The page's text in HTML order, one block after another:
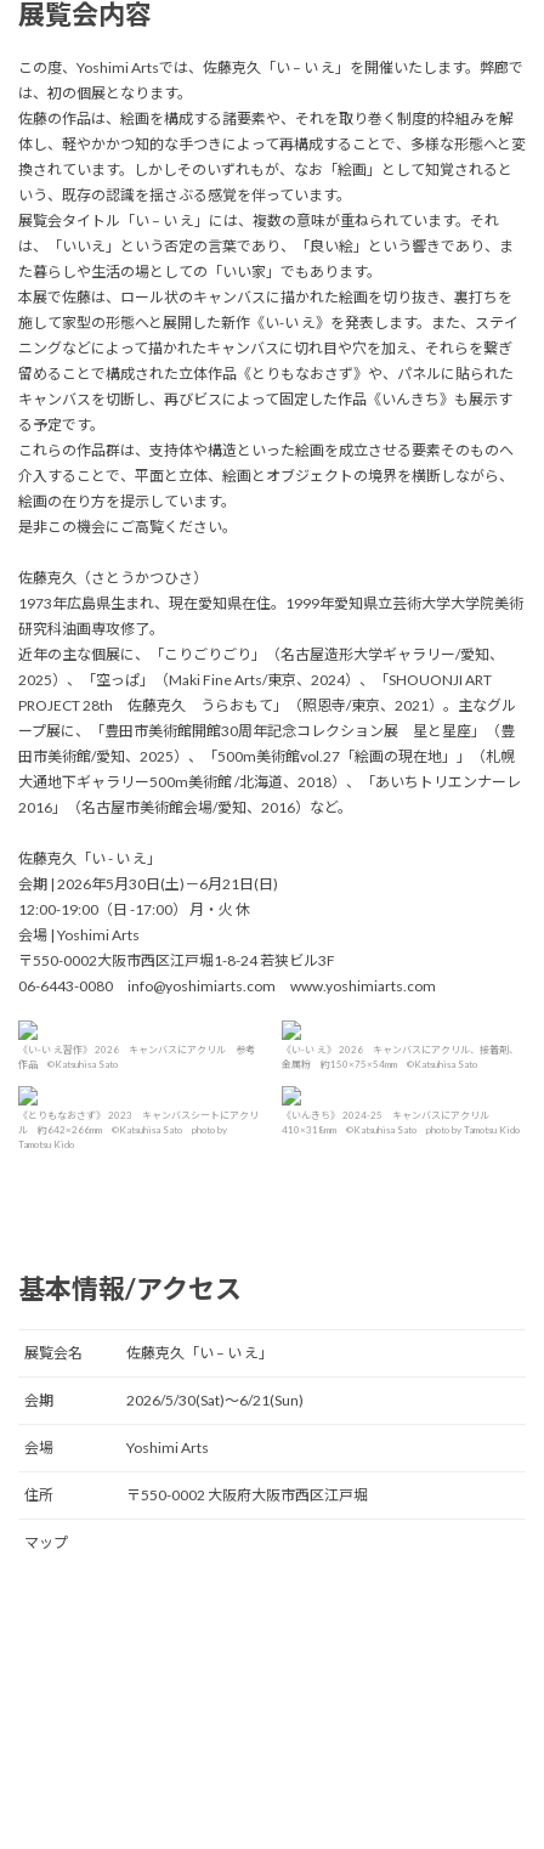
展覧会内容
この度、Yoshimi Artsでは、佐藤克久「い – い え」を開催いたします。弊廊で
は、初の個展となります。
佐藤の作品は、絵画を構成する諸要素や、それを取り巻く制度的枠組みを解
体し、軽やかかつ知的な手つきによって再構成することで、多様な形態へと変
換されています。しかしそのいずれもが、なお「絵画」として知覚されると
いう、既存の認識を揺さぶる感覚を伴っています。
展覧会タイトル「い – い え」には、複数の意味が重ねられています。それ
は、「いいえ」という否定の言葉であり、「良い絵」という響きであり、ま
た暮らしや生活の場としての「いい家」でもあります。
本展で佐藤は、ロール状のキャンバスに描かれた絵画を切り抜き、裏打ちを
施して家型の形態へと展開した新作《い-い え》を発表します。また、ステイ
ニングなどによって描かれたキャンバスに切れ目や穴を加え、それらを繋ぎ
留めることで構成された立体作品《とりもなおさず》や、パネルに貼られた
キャンバスを切断し、再びビスによって固定した作品《いんきち》も展示す
る予定です。
これらの作品群は、支持体や構造といった絵画を成立させる要素そのものへ
介入することで、平面と立体、絵画とオブジェクトの境界を横断しながら、
絵画の在り方を提示しています。
是非この機会にご高覧ください。
佐藤克久（さとうかつひさ）
1973年広島県生まれ、現在愛知県在住。1999年愛知県立芸術大学大学院美術
研究科油画専攻修了。
近年の主な個展に、「こりごりごり」（名古屋造形大学ギャラリー/愛知、
2025）、「空っぱ」（Maki Fine Arts/東京、2024）、「SHOUONJI ART
PROJECT 28th 佐藤克久 うらおもて」（照恩寺/東京、2021）。主なグル
ープ展に、「豊田市美術館開館30周年記念コレクション展 星と星座」（豊
田市美術館/愛知、2025）、「500m美術館vol.27「絵画の現在地」」（札幌
大通地下ギャラリー500m美術館 /北海道、2018）、「あいちトリエンナーレ
2016」（名古屋市美術館会場/愛知、2016）など。
佐藤克久「い - い え」
会期 | 2026年5月30日(土)－6月21日(日)
12:00-19:00（日 -17:00） 月・火 休
会場 | Yoshimi Arts
〒550-0002大阪市西区江戸堀1-8-24 若狭ビル3F
06-6443-0080 info@yoshimiarts.com www.yoshimiarts.com
《い-い え習作》 2026 キャンバスにアクリル 参考
作品 ©Katsuhisa Sato
《い-い え》 2026 キャンバスにアクリル、接着剤、
金属粉 約150×75×54mm ©Katsuhisa Sato
《とりもなおさず》 2023 キャンバスシートにアクリ
ル 約642×266mm ©Katsuhisa Sato photo by
Tamotsu Kido
《いんきち》 2024-25 キャンバスにアクリル
410×318mm ©Katsuhisa Sato photo by Tamotsu Kido
基本情報/アクセス
展覧会名 佐藤克久「い – い え」
会期 2026/5/30(Sat)〜6/21(Sun)
会場 Yoshimi Arts
住所 〒550-0002 大阪府大阪市西区江戸堀
マップ